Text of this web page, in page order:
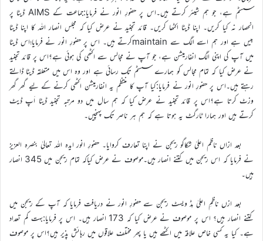
سسٹم ہے، جو ہم شیئر کرتے ہیں۔اس پر حضورِ انور نے فرمایا:جماعت کے AIMS ڈیٹا پر
انحصار نہ کیا کریں۔ اپنا ڈیٹا اکٹھا کریں۔ قائد تجنید نے عرض کیا کہ مجلس انصار اللہ کا اپنا ڈیٹا
بیس ہے اور ہم اسے الگ سے maintainکرتے ہیں۔ اس پر حضورِ انور نے فرمایا؛اس ڈیٹا
میں آپ کی اپنی الگ انفارمیشن ہے، جو آپ نے مجالس سے اکٹھی کی ہوئی ہے؟اس پر قائد تجنید
نے عرض کیا کہ تمام مجالس کو ہمارے سسٹم تک رسائی ہے اور وہ اس میں متعلقہ ڈیٹا ڈالتے
رہتے ہیں۔اس پر حضورِ انور نے فرمایا:کیا آپ کا منتظم یہ انفارمیشن اکٹھی کرنے کے لیے گھر گھر
وزٹ کرتا ہے؟اس پر قائد تجنید نے عرض کیا کہ ہم سال میں دو مرتبہ تجنید ڈیٹا اَپ ڈیٹ
کرتے ہیں اور ہمارا ٹارگٹ یہ ہوتا ہے کہ ہم ہر ناصر تک پہنچیں۔
بعد ازاں ناظم اعلیٰ شکاگو ریجن نے اپنا تعارف کروایا۔ حضورِ انور ایدہ اللہ تعالیٰ بنصرہ العزیز
نے فرمایا کہ اس ریجن میں کتنے انصار ہیں۔موصوف نے عرض کیاکہ تمام ریجن میں 345 انصار
ہیں۔
بعد ازں ناظمِ اعلیٰ مِڈ ویسٹ ریجن سے حضورِ انور نے دریافت فرمایا کہ آپ کے ریجن میں
کتنے انصار ہیں؟ اس پر موصوف نے عرض کیا کہ 173 انصار ہیں۔ اس پر فرمایا:بہت کم تعداد
ہے۔ کیا یہ کسی خاص علاقہ میں اکٹھے ہیں یا پھر مختلف علاقوں میں رہائش پذیر ہیں؟اس پر موصوف